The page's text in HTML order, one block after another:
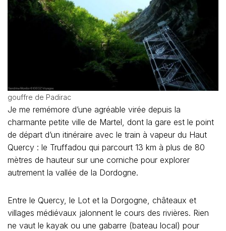
gouffre de Padirac
Je me remémore d’une agréable virée depuis la
charmante petite ville de Martel, dont la gare est le point
de départ d’un itinéraire avec le train à vapeur du Haut
Quercy : le Truffadou qui parcourt 13 km à plus de 80
mètres de hauteur sur une corniche pour explorer
autrement la vallée de la Dordogne.
Entre le Quercy, le Lot et la Dorgogne, châteaux et
villages médiévaux jalonnent le cours des rivières. Rien
ne vaut le kayak ou une gabarre (bateau local) pour